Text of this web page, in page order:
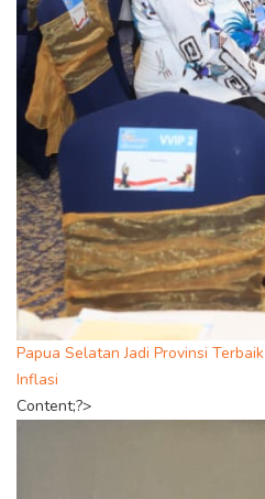
Papua Selatan Jadi Provinsi
Inflasi
Content;?>